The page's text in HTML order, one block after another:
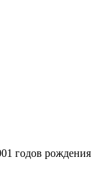
годов рождения